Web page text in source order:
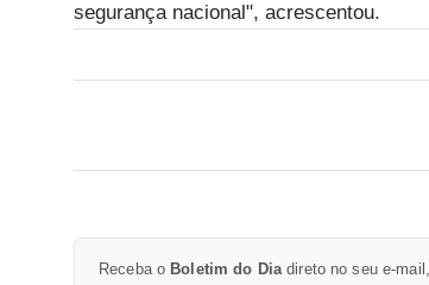
segurança nacional", acrescentou.
Receba o Boletim do Dia direto no seu e-